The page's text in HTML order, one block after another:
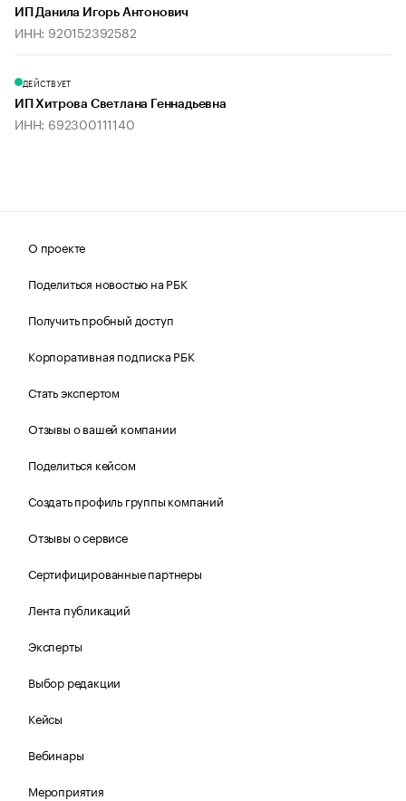
ИП Данила Игорь Антонович
ИНН: 920152392582
ДЕЙСТВУЕТ
ИП Хитрова Светлана Геннадьевна
ИНН: 692300111140
О проекте
Поделиться новостью на РБК
Получить пробный доступ
Корпоративная подписка РБК
Стать экспертом
Отзывы о вашей компании
Поделиться кейсом
Создать профиль группы компаний
Отзывы о сервисе
Сертифицированные партнеры
Лента публикаций
Эксперты
Выбор редакции
Кейсы
Вебинары
Мероприятия